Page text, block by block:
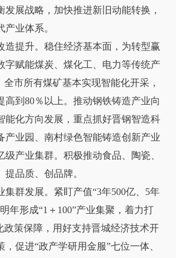
发展战略，加快推进新旧动能转换，
业体系。
提升。稳住经济基本面，为转型赢
字赋能煤炭、煤化工、电力等传统产
全市所有煤矿基本实现智能化开采，
高到80％以上。推动钢铁铸造产业向
能化方向发展，重点抓好晋钢智造科
产业园、南村绿色智能铸造创新产业
级产业集群。积极推动食品、陶瓷、
品质、创品牌。
群发展。紧盯产值“3年500亿、5年
年形成“1＋100”产业集聚，着力打
政策保障，用好支持晋城经济技术开
促进“政产学研用金服”七位一体、